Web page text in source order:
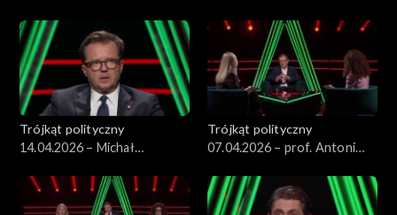
Trójkąt polityczny
14.04.2026 – Michał
Trójkąt polityczny
07.04.2026 – prof. Antoni